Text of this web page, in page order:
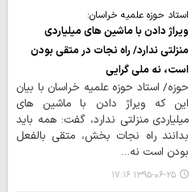
استاد حوزه علمیه خراسان:
ویراژ دادن با ماشین های میلیاردی
منزلتی ندارد/ راه نجات در متقی بودن
است، نه ملی گرایی
حوزه/ استاد حوزه علمیه خراسان با بیان
این که ویراژ دادن با ماشین های
میلیاردی منزلتی ندارد، گفت: همه باید
بدانند راه نجات بخش، متقی بالفعل
بودن است نه…
۱۳۹۵-۰۶-۲۵ ۱۷:۱۶